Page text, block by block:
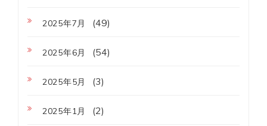
2025年7月 (49)
2025年6月 (54)
2025年5月 (3)
2025年1月 (2)